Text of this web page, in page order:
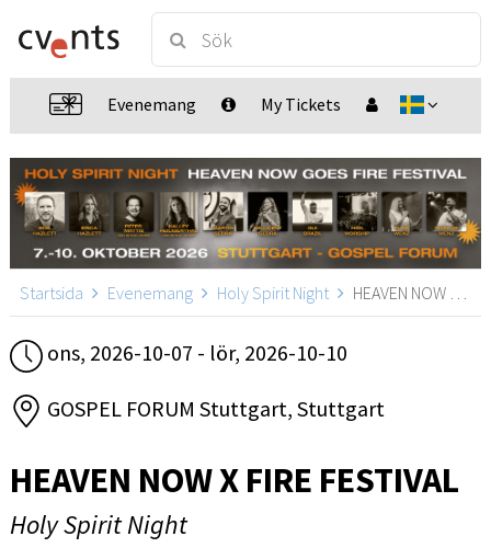
Evenemang My Tickets
Startsida Evenemang Holy Spirit Night HEAVEN NOW X FIRE FESTIVAL, Stuttgart
ons, 2026-10-07 - lör, 2026-10-10
GOSPEL FORUM Stuttgart, Stuttgart
HEAVEN NOW X FIRE FESTIVAL
Holy Spirit Night